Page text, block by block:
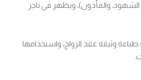
الشهود، والمأذون)، ويظهر في ناجز
وثيقة عقد الزواج، واستخدامها